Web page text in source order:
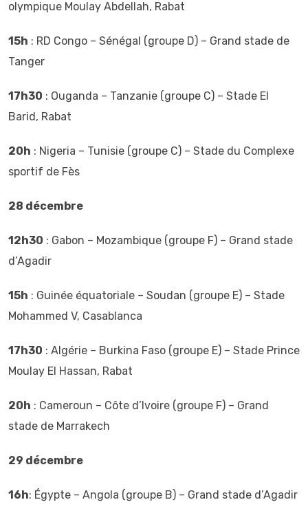
olympique Moulay Abdellah, Rabat
15h : RD Congo – Sénégal (groupe D) – Grand stade de
Tanger
17h30 : Ouganda – Tanzanie (groupe C) – Stade El
Barid, Rabat
20h : Nigeria – Tunisie (groupe C) – Stade du Complexe
sportif de Fès
28 décembre
12h30 : Gabon – Mozambique (groupe F) – Grand stade
d’Agadir
15h : Guinée équatoriale – Soudan (groupe E) – Stade
Mohammed V, Casablanca
17h30 : Algérie – Burkina Faso (groupe E) – Stade Prince
Moulay El Hassan, Rabat
20h : Cameroun – Côte d’Ivoire (groupe F) – Grand
stade de Marrakech
29 décembre
16h: Égypte – Angola (groupe B) – Grand stade d’Agadir